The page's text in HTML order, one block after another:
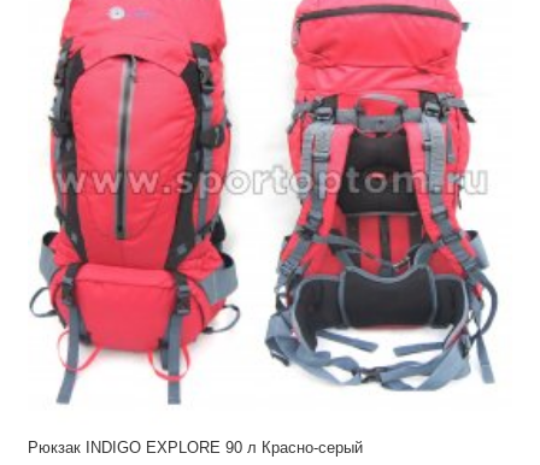
Рюкзак INDIGO EXPLORE 90 л Красно-серый